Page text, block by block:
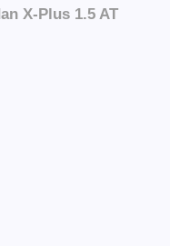
X-Plus 1.5 AT